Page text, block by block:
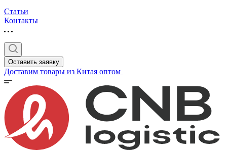
Статьи
Контакты
Оставить заявку
Доставим товары из Китая оптом